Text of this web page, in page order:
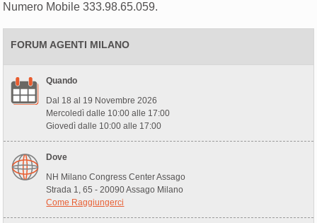
Numero Mobile 333.98.65.059.
FORUM AGENTI MILANO
Quando
Dal 18 al 19 Novembre 2026
Mercoledì dalle 10:00 alle 17:00
Giovedì dalle 10:00 alle 17:00
Dove
NH Milano Congress Center Assago
Strada 1, 65 - 20090 Assago Milano
Come Raggiungerci